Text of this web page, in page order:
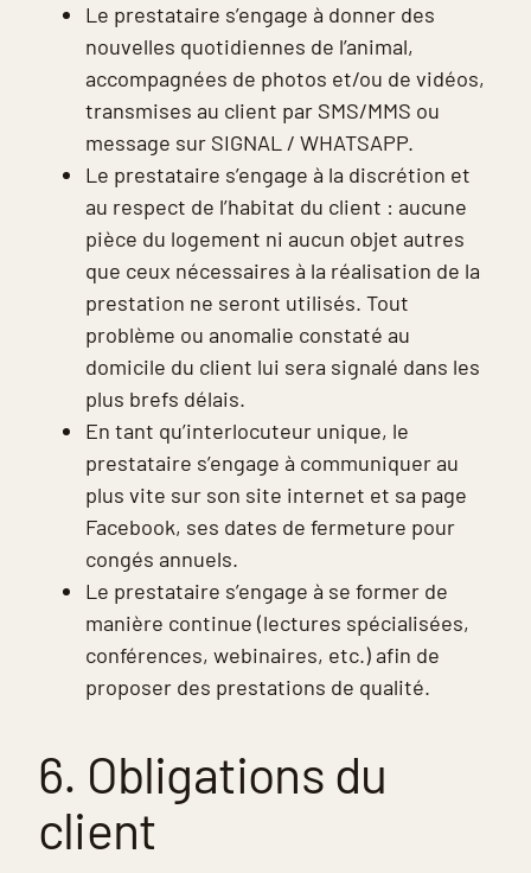
Le prestataire s’engage à donner des
nouvelles quotidiennes de l’animal,
accompagnées de photos et/ou de vidéos,
transmises au client par SMS/MMS ou
message sur SIGNAL / WHATSAPP.
Le prestataire s’engage à la discrétion et
au respect de l’habitat du client : aucune
pièce du logement ni aucun objet autres
que ceux nécessaires à la réalisation de la
prestation ne seront utilisés. Tout
problème ou anomalie constaté au
domicile du client lui sera signalé dans les
plus brefs délais.
En tant qu’interlocuteur unique, le
prestataire s’engage à communiquer au
plus vite sur son site internet et sa page
Facebook, ses dates de fermeture pour
congés annuels.
Le prestataire s’engage à se former de
manière continue (lectures spécialisées,
conférences, webinaires, etc.) afin de
proposer des prestations de qualité.
6. Obligations du
client